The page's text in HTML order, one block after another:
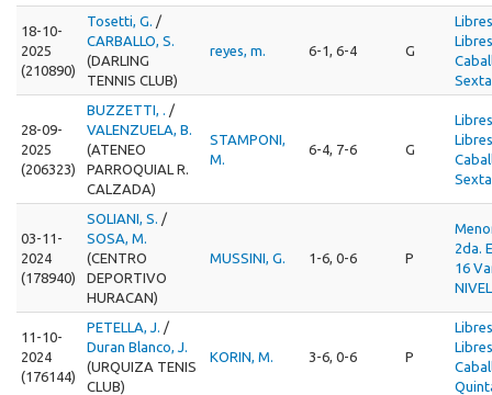
18-10-
2025
(210890)
Tosetti, G. /
CARBALLO, S.
(DARLING
TENNIS CLUB)
reyes, m. 6-1, 6-4 G
Libres
28-09-
2025
(206323)
BUZZETTI, . /
VALENZUELA, B.
(ATENEO
PARROQUIAL R.
CALZADA)
STAMPONI,
M.
6-4, 7-6 G
Libres
03-11-
2024
(178940)
SOLIANI, S. /
SOSA, M.
(CENTRO
DEPORTIVO
HURACAN)
MUSSINI, G. 1-6, 0-6 P
2da.
16
11-10-
2024
(176144)
PETELLA, J. /
Duran Blanco, J.
(URQUIZA TENIS
CLUB)
KORIN, M. 3-6, 0-6 P
Libres